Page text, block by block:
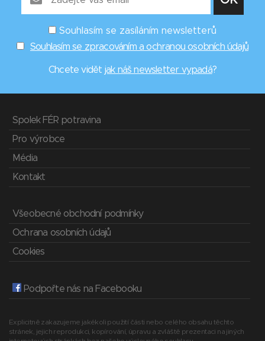
Souhlasím se zasíláním newsletterů
Souhlasím se zpracováním a ochranou osobních údajů
Chcete vidět jak náš newsletter vypadá?
Spolek FÉR potravina
Pro výrobce
Média
Kontakt
Všeobecné obchodní podmínky
Ochrana osobních údajů
Cookies
Podpořte nás na Facebooku
Explicitně zakazujeme jakékoli použití části nebo celého obsahu těchto
stránek, jejich reprodukci, kopírování, úpravu a zvláště prezentaci na jiných